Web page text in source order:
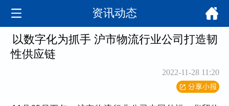
资讯动态
以数字化为抓手 沪市物流行业公司打造韧
性供应链
2022-11-28 11:20